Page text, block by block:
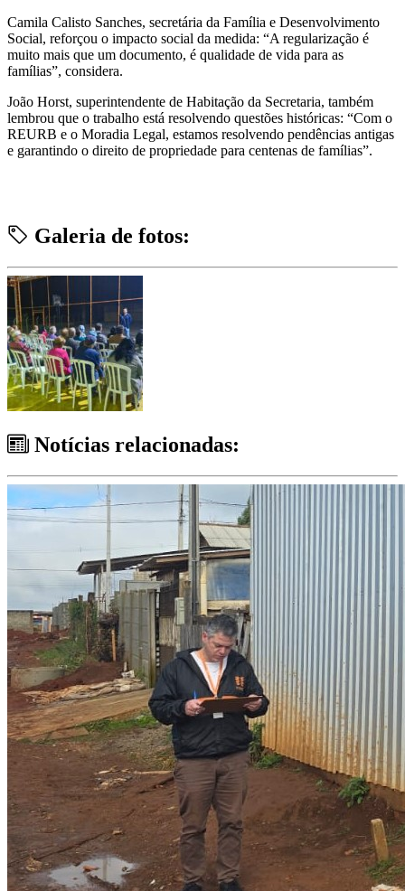
Camila Calisto Sanches, secretária da Família e Desenvolvimento
Social, reforçou o impacto social da medida: “A regularização é
muito mais que um documento, é qualidade de vida para as
famílias”, considera.
João Horst, superintendente de Habitação da Secretaria, também
lembrou que o trabalho está resolvendo questões históricas: “Com o
REURB e o Moradia Legal, estamos resolvendo pendências antigas
e garantindo o direito de propriedade para centenas de famílias”.
Galeria de fotos:
Notícias relacionadas: